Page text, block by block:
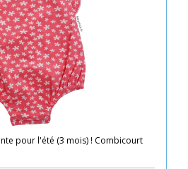
pour l'été (3 mois) ! Combicourt